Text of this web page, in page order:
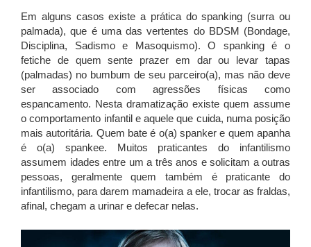
Em alguns casos existe a prática do spanking (surra ou
palmada), que é uma das vertentes do BDSM (Bondage,
Disciplina, Sadismo e Masoquismo). O spanking é o
fetiche de quem sente prazer em dar ou levar tapas
(palmadas) no bumbum de seu parceiro(a), mas não deve
ser associado com agressões físicas como
espancamento. Nesta dramatização existe quem assume
o comportamento infantil e aquele que cuida, numa posição
mais autoritária. Quem bate é o(a) spanker e quem apanha
é o(a) spankee. Muitos praticantes do infantilismo
assumem idades entre um a três anos e solicitam a outras
pessoas, geralmente quem também é praticante do
infantilismo, para darem mamadeira a ele, trocar as fraldas,
afinal, chegam a urinar e defecar nelas.